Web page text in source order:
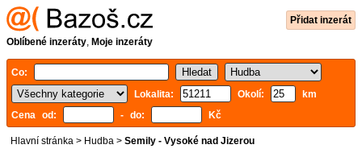
Přidat inzerát
Oblíbené inzeráty, Moje inzeráty
Co:
Lokalita:
Okolí:
km
Cena od:
- do: Kč
Hlavní stránka > Hudba > Semily - Vysoké nad Jizerou